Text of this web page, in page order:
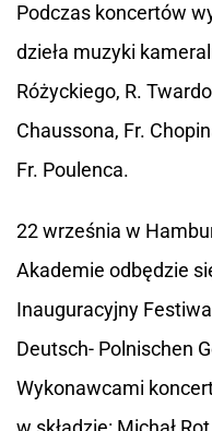
Podczas koncertów
dzieła muzyki
Różyckiego, R.
Chaussona, Fr.
Fr. Poulenca.
22 września w
Akademie odbędzie
Inauguracyjny
Deutsch- Polnischen
Wykonawcami